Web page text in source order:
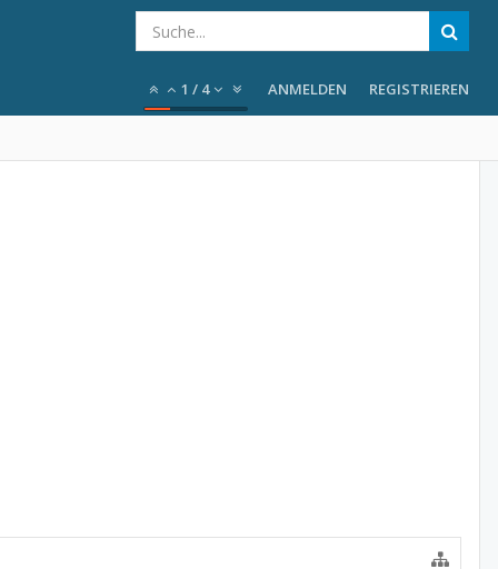
1 / 4 ANMELDEN REGISTRIEREN